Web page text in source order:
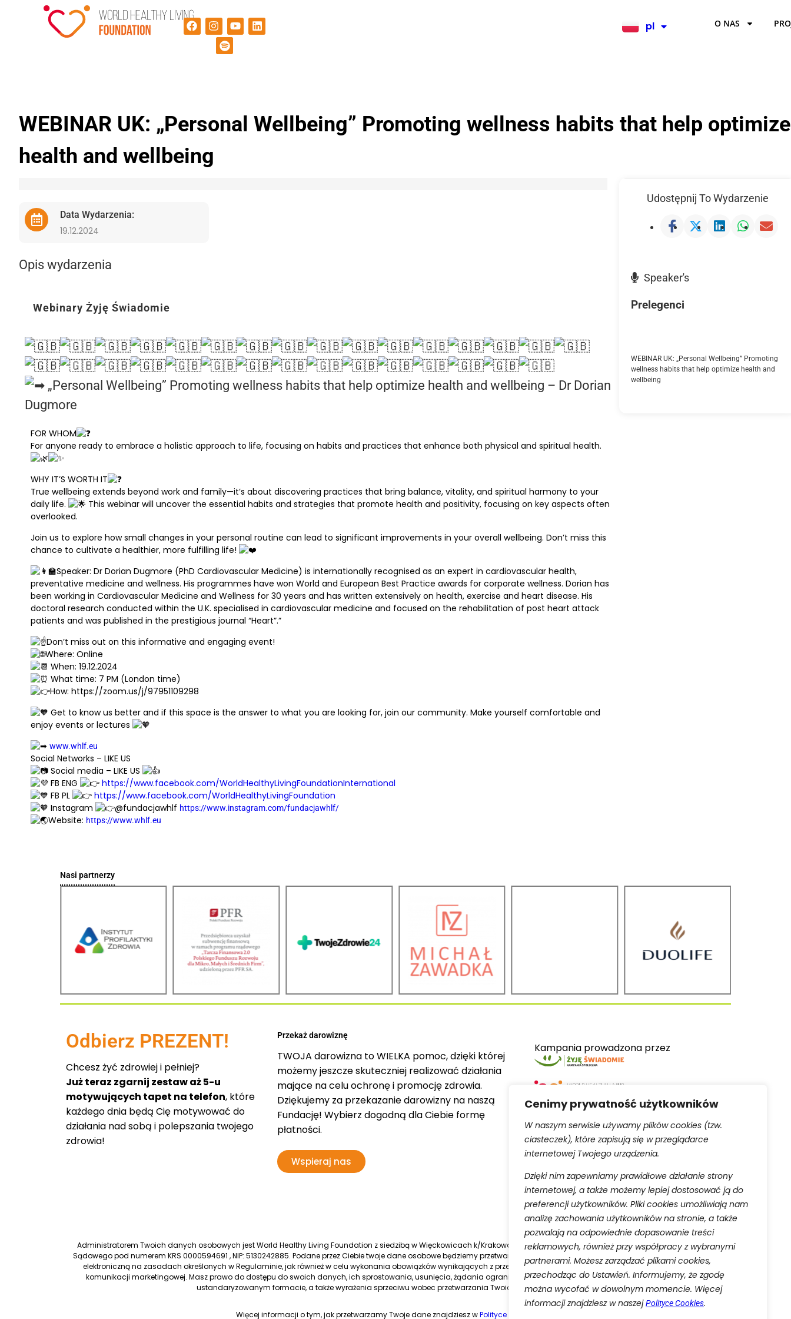
Cenimy prywatność użytkowników
W naszym serwisie używamy plików cookies (tzw.
ciasteczek), które zapisują się w przeglądarce
internetowej Twojego urządzenia.
Dzięki nim zapewniamy prawidłowe działanie strony
internetowej, a także możemy lepiej dostosować ją do
preferencji użytkowników. Pliki cookies umożliwiają nam
analizę zachowania użytkowników na stronie, a także
pozwalają na odpowiednie dopasowanie treści
reklamowych, również przy współpracy z wybranymi
partnerami. Możesz zarządzać plikami cookies,
przechodząc do Ustawień. Informujemy, że zgodę
można wycofać w dowolnym momencie. Więcej
informacji znajdziesz w naszejPolityce Cookies.
pl
en O NAS
WEBINAR UK: „Personal Wellbeing” Promoting wellness habits that help optimize
health and wellbeing
Data Wydarzenia:
19.12.2024
Opis wydarzenia
Webinary Żyję Świadomie
„Personal Wellbeing” Promoting wellness habits that help optimize health and wellbeing – Dr Dorian
Dugmore
FOR WHOM
For anyone ready to embrace a holistic approach to life, focusing on habits and practices that enhance both physical and spiritual health.
WHY IT’S WORTH IT
True wellbeing extends beyond work and family—it’s about discovering practices that bring balance, vitality, and spiritual harmony to your
daily life.
This webinar will uncover the essential habits and strategies that promote health and positivity, focusing on key aspects often
overlooked.
Join us to explore how small changes in your personal routine can lead to significant improvements in your overall wellbeing. Don’t miss this
chance to cultivate a healthier, more fulfilling life!
Speaker: Dr Dorian Dugmore (PhD Cardiovascular Medicine) is internationally recognised as an expert in cardiovascular health,
preventative medicine and wellness. His programmes have won World and European Best Practice awards for corporate wellness. Dorian has
been working in Cardiovascular Medicine and Wellness for 30 years and has written extensively on health, exercise and heart disease. His
doctoral research conducted within the U.K. specialised in cardiovascular medicine and focused on the rehabilitation of post heart attack
patients and was published in the prestigious journal “Heart”.”
Don’t miss out on this informative and engaging event!
Where: Online
When: 19.12.2024
What time: 7 PM (London time)
How: https://zoom.us/j/97951109298
Get to know us better and if this space is the answer to what you are looking for, join our community. Make yourself comfortable and
enjoy events or lectures
www.whlf.eu
Social Networks – LIKE US
Social media – LIKE US
FB ENG
https://www.facebook.com/WorldHealthyLivingFoundationInternational
FB PL
https://www.facebook.com/WorldHealthyLivingFoundation
Instagram
@fundacjawhlf https://www.instagram.com/fundacjawhlf/
Website: https://www.whlf.eu
Udostępnij To Wydarzenie
Speaker's
Prelegenci
WEBINAR UK: „Personal Wellbeing” Promoting
wellness habits that help optimize health and
wellbeing
Nasi partnerzy
Odbierz PREZENT!
Chcesz żyć zdrowiej i pełniej?
Już teraz zgarnij zestaw aż 5-u
motywujących tapet na telefon, które
każdego dnia będą Cię motywować do
działania nad sobą i polepszania twojego
zdrowia!
Przekaż darowiznę
TWOJA darowizna to WIELKA pomoc, dzięki której
możemy jeszcze skuteczniej realizować działania
mające na celu ochronę i promocję zdrowia.
Dziękujemy za przekazanie darowizny na naszą
Fundację! Wybierz dogodną dla Ciebie formę
płatności.
Wspieraj nas
Kampania prowadzona przez
Serwis obsługiwany przez
Administratorem Twoich danych osobowych jest World Healthy Living Foundation z siedzibą w Więckowicach k/Krakowa, wpisaną do rejestru przedsiębiorców Krajowego Rejestru
Sądowego pod numerem KRS 0000594691 , NIP: 5130242885. Podane przez Ciebie twoje dane osobowe będziemy przetwarzać w celu wykonania umowy o świadczenie usług drogą
elektroniczną na zasadach określonych w Regulaminie, jak również w celu wykonania obowiązków wynikających z przepisów prawa ciążących na administratorze oraz w celu
komunikacji marketingowej. Masz prawo do dostępu do swoich danych, ich sprostowania, usunięcia, żądania ograniczenia ich przetwarzania oraz przenoszenia danych w
ustandaryzowanym formacie, a także wyrażenia sprzeciwu wobec przetwarzania Twoich danych osobowych.
Więcej informacji o tym, jak przetwarzamy Twoje dane znajdziesz wPolityce Prywatności